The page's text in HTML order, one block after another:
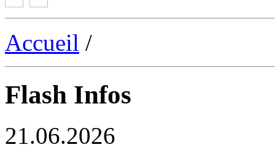
Accueil /
Flash Infos
21.06.2026